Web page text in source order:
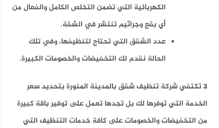
الكهربائية التي تضمن التخلص الكامل والفعال من
أي بقع وجراثيم تنتشر في الشقة.
عدد الشقق التي تحتاج لتنظيفها، وفي تلك
الحالة نقدم لك التخفيضات والخصومات الكبيرة.
لا تكتفي شركة تنظيف شقق بالمدينة المنورة بتحديد سعر
الخدمة التي توفرها لك بل تجدها تعمل على توفير باقة كبيرة
من التخفيضات والخصومات على كافة خدمات التنظيف التي